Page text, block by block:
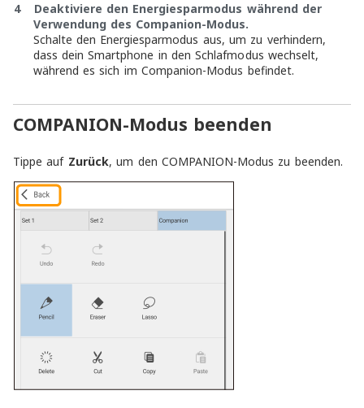
4 Deaktiviere den Energiesparmodus während der
Verwendung des Companion-Modus.
Schalte den Energiesparmodus aus, um zu verhindern,
dass dein Smartphone in den Schlafmodus wechselt,
während es sich im Companion-Modus befindet.
COMPANION-Modus beenden
Tippe auf Zurück, um den COMPANION-Modus zu beenden.